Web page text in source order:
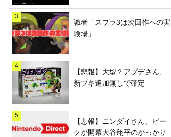
3
識者「スプラ3は次回作への実
験場」
4
【悲報】大型？アプデさん、
新ブキ追加無しで確定
5
【悲報】ニンダイさん、ピー
クが開幕大谷翔平のがっかり